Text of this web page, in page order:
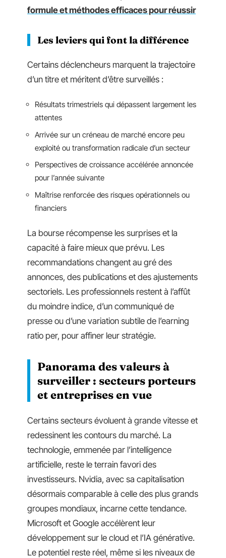
formule et méthodes efficaces pour réussir
Les leviers qui font la différence
Certains déclencheurs marquent la trajectoire
d’un titre et méritent d’être surveillés :
Résultats trimestriels qui dépassent largement les
attentes
Arrivée sur un créneau de marché encore peu
exploité ou transformation radicale d’un secteur
Perspectives de croissance accélérée annoncée
pour l’année suivante
Maîtrise renforcée des risques opérationnels ou
financiers
La bourse récompense les surprises et la
capacité à faire mieux que prévu. Les
recommandations changent au gré des
annonces, des publications et des ajustements
sectoriels. Les professionnels restent à l’affût
du moindre indice, d’un communiqué de
presse ou d’une variation subtile de l’earning
ratio per, pour affiner leur stratégie.
Panorama des valeurs à
surveiller : secteurs porteurs
et entreprises en vue
Certains secteurs évoluent à grande vitesse et
redessinent les contours du marché. La
technologie, emmenée par l’intelligence
artificielle, reste le terrain favori des
investisseurs. Nvidia, avec sa capitalisation
désormais comparable à celle des plus grands
groupes mondiaux, incarne cette tendance.
Microsoft et Google accélèrent leur
développement sur le cloud et l’IA générative.
Le potentiel reste réel, même si les niveaux de